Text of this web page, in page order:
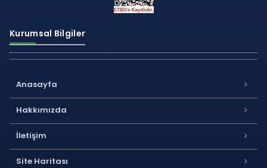
Kurumsal Bilgiler
Anasayfa
Hakkımızda
İletişim
Site Haritası